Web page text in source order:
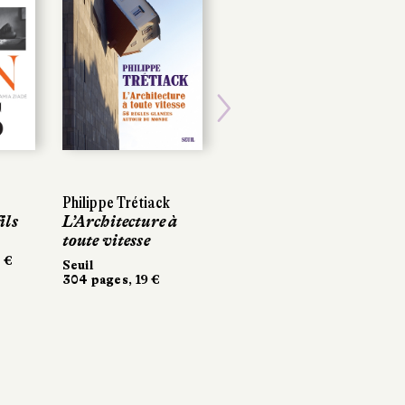
€
Philippe Trétiack
L’Architecture à
toute vitesse
Seuil
304 pages, 19 €